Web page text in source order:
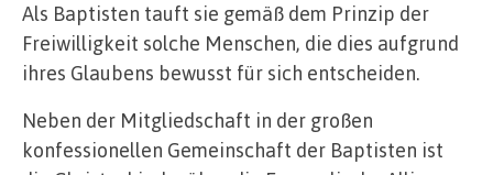
Als Baptisten tauft sie gemäß dem Prinzip der
Freiwilligkeit solche Menschen, die dies aufgrund
ihres Glaubens bewusst für sich entscheiden.
Neben der Mitgliedschaft in der großen
konfessionellen Gemeinschaft der Baptisten ist